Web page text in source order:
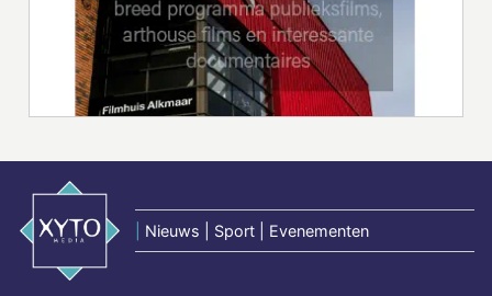
Nieuws | Sport | Evenementen